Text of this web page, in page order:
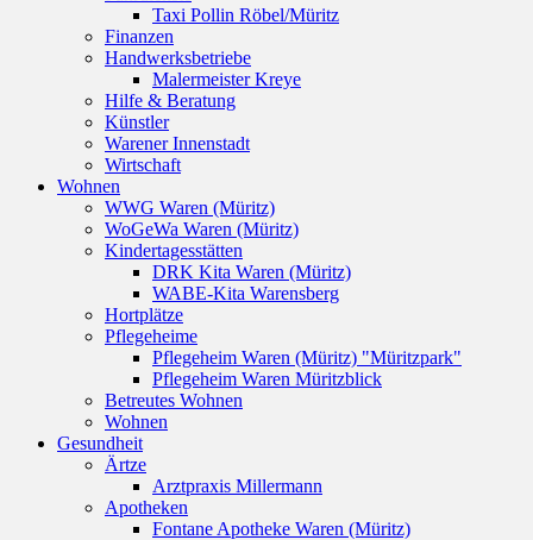
Taxi Pollin Röbel/Müritz
Finanzen
Handwerksbetriebe
Malermeister Kreye
Hilfe & Beratung
Künstler
Warener Innenstadt
Wirtschaft
Wohnen
WWG Waren (Müritz)
WoGeWa Waren (Müritz)
Kindertagesstätten
DRK Kita Waren (Müritz)
WABE-Kita Warensberg
Hortplätze
Pflegeheime
Pflegeheim Waren (Müritz) "Müritzpark"
Pflegeheim Waren Müritzblick
Betreutes Wohnen
Wohnen
Gesundheit
Ärtze
Arztpraxis Millermann
Apotheken
Fontane Apotheke Waren (Müritz)